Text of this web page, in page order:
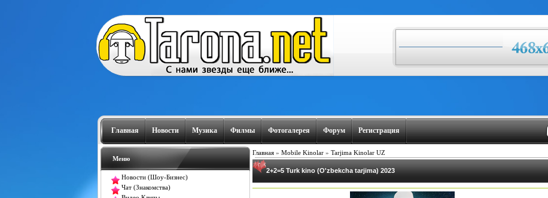
Главная Новости Музика Филмы Фотогалерея Форум Регистрация
Меню
Новости (Шоу-Бизнес)
Чат (Знакомства)
Главная» Mobile Kinolar» Tarjima Kinolar UZ
2+2=5 Turk kino (O'zbekcha tarjima) 2023